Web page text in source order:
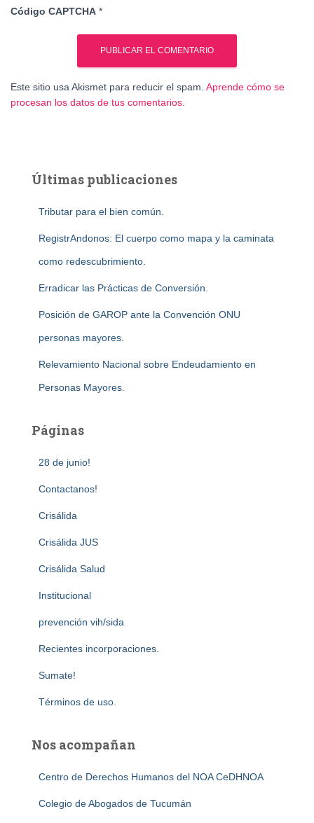
Código CAPTCHA *
Este sitio usa Akismet para reducir el spam. Aprende cómo se
procesan los datos de tus comentarios.
Últimas publicaciones
Tributar para el bien común.
RegistrAndonos: El cuerpo como mapa y la caminata
como redescubrimiento.
Erradicar las Prácticas de Conversión.
Posición de GAROP ante la Convención ONU
personas mayores.
Relevamiento Nacional sobre Endeudamiento en
Personas Mayores.
Páginas
28 de junio!
Contactanos!
Crisálida
Crisálida JUS
Crisálida Salud
Institucional
prevención vih/sida
Recientes incorporaciones.
Sumate!
Términos de uso.
Nos acompañan
Centro de Derechos Humanos del NOA CeDHNOA
Colegio de Abogados de Tucumán